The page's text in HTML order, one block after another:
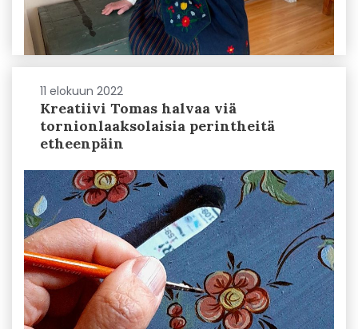
11 elokuun 2022
Kreatiivi Tomas halvaa viä
tornionlaaksolaisia perintheitä
etheenpäin